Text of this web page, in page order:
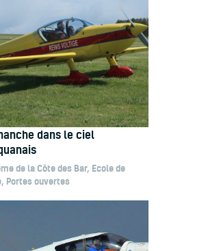
dans le ciel
de la Côte des Bar, Ecole de
, Portes ouvertes